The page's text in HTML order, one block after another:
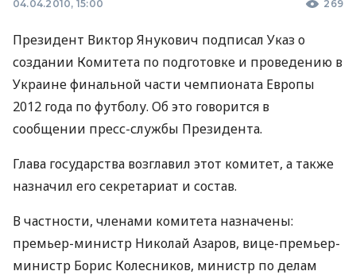
04.04.2010, 15:00 269
Президент Виктор Янукович подписал Указ о
создании Комитета по подготовке и проведению в
Украине финальной части чемпионата Европы
2012 года по футболу. Об это говорится в
сообщении пресс-службы Президента.
Глава государства возглавил этот комитет, а также
назначил его секретариат и состав.
В частности, членами комитета назначены:
премьер-министр Николай Азаров, вице-премьер-
министр Борис Колесников, министр по делам